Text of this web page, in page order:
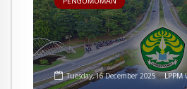
Tuesday, 16 December 2025 LPPM